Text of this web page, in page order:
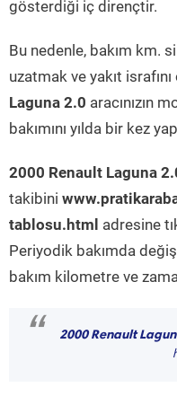
gösterdiği iç dirençtir.
Bu nedenle, bakım km.
uzatmak ve yakıt
Laguna 2.0 aracınızın
bakımını yılda bir kez
2000 Renault Laguna
takibini
tablosu.html adresine
Periyodik bakımda
bakım kilometre ve
“ 2000 Renault